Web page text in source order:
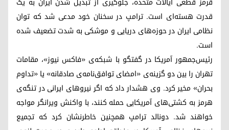
قدرت هسته‌ای است. ترامپ در سخنان خود مدعی شد که توان
نظامی ایران در حوزه‌های دریایی و موشکی به شدت تضعیف شده
است.
رئیس‌جمهور آمریکا در گفتگو با شبکه‌ی «فاکس نیوز»، مقامات
تهران را بین دو گزینه‌ی «امضای توافق‌نامه‌ی صادقانه» یا «تداوم
بحران» مخیر کرد. وی هشدار داد که اگر نیروهای ایرانی در تنگه‌ی
هرمز به کشتی‌های آمریکایی حمله کنند، با واکنش ویرانگر مواجه
خواهند شد. دونالد ترامپ همچنین خاطرنشان کرد که تجمیع